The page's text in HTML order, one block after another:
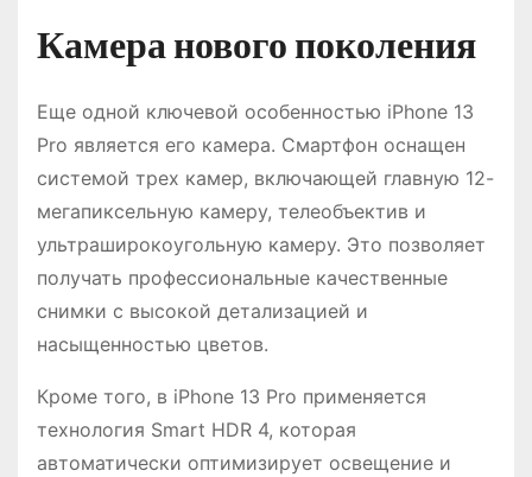
Камера нового поколения
Еще одной ключевой особенностью iPhone 13
Pro является его камера. Смартфон оснащен
системой трех камер, включающей главную 12-
мегапиксельную камеру, телеобъектив и
ультраширокоугольную камеру. Это позволяет
получать профессиональные качественные
снимки с высокой детализацией и
насыщенностью цветов.
Кроме того, в iPhone 13 Pro применяется
технология Smart HDR 4, которая
автоматически оптимизирует освещение и